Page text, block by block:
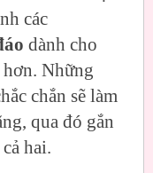
các
dành cho
hơn. Những
chắn sẽ làm
qua đó gắn
hai.